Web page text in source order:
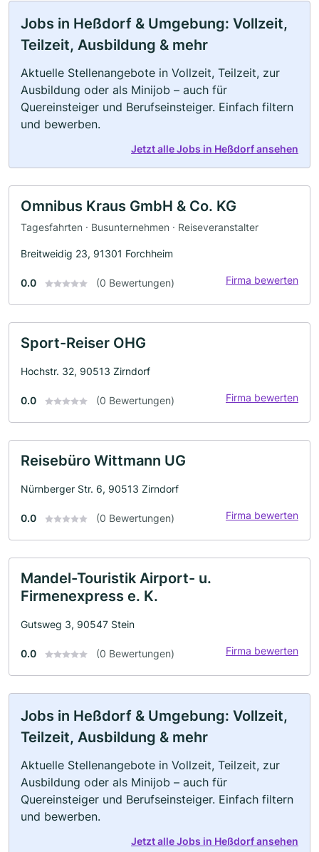
Jobs in Heßdorf & Umgebung: Vollzeit,
Teilzeit, Ausbildung & mehr
Aktuelle Stellenangebote in Vollzeit, Teilzeit, zur
Ausbildung oder als Minijob – auch für
Quereinsteiger und Berufseinsteiger. Einfach filtern
und bewerben.
Jetzt alle Jobs in Heßdorf ansehen
Omnibus Kraus GmbH & Co. KG
Tagesfahrten · Busunternehmen · Reiseveranstalter
Breitweidig 23, 91301 Forchheim
0.0 (0 Bewertungen) Firma bewerten
Sport-Reiser OHG
Hochstr. 32, 90513 Zirndorf
0.0 (0 Bewertungen) Firma bewerten
Reisebüro Wittmann UG
Nürnberger Str. 6, 90513 Zirndorf
0.0 (0 Bewertungen) Firma bewerten
Mandel-Touristik Airport- u.
Firmenexpress e. K.
Gutsweg 3, 90547 Stein
0.0 (0 Bewertungen) Firma bewerten
Jobs in Heßdorf & Umgebung: Vollzeit,
Teilzeit, Ausbildung & mehr
Aktuelle Stellenangebote in Vollzeit, Teilzeit, zur
Ausbildung oder als Minijob – auch für
Quereinsteiger und Berufseinsteiger. Einfach filtern
und bewerben.
Jetzt alle Jobs in Heßdorf ansehen